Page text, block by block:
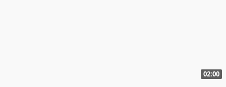
02:00